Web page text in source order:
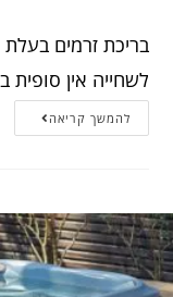
בריכת זרמים בעלת
לשחייה אין סופית
להמשך קריאה